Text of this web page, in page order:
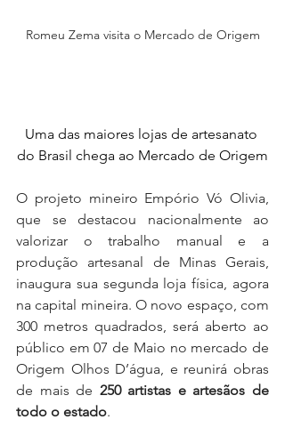
Romeu Zema visita o Mercado de Origem
Uma das maiores lojas de artesanato
do Brasil chega ao Mercado de Origem
O projeto mineiro Empório Vó Olivia,
que se destacou nacionalmente ao
valorizar o trabalho manual e a
produção artesanal de Minas Gerais,
inaugura sua segunda loja física, agora
na capital mineira. O novo espaço, com
300 metros quadrados, será aberto ao
público em 07 de Maio no mercado de
Origem Olhos D’água, e reunirá obras
de mais de 250 artistas e artesãos de
todo o estado.